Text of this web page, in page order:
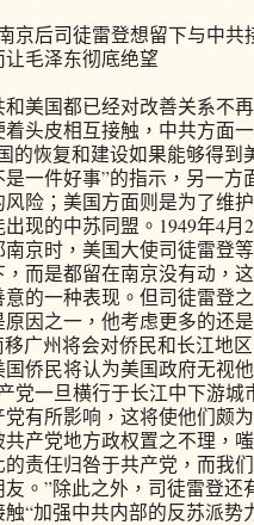
后司徒雷登想留下与中共
毛泽东彻底绝望
国都已经对改善关系不再
头皮相互接触，中共方面
的恢复和建设如果能够得到
一件好事”的指示，另一方
险；美国方面则是为了维
现的中苏同盟。1949年4月
京时，美国大使司徒雷登
而是都留在南京没有动，
的一种表现。但司徒雷登
因之一，他考虑更多的还是
移广州将会对侨民和长江地
侨民将认为美国政府无视
党一旦横行于长江中下游城
有所影响，这将使他们颇
产党地方政权置之不理，
责任归咎于共产党，而我
。”除此之外，司徒雷登还
“加强中共内部的反苏派势